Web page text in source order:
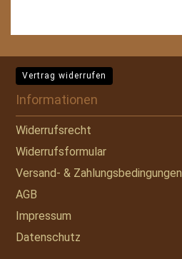
Vertrag widerrufen
Informationen
Widerrufsrecht
Widerrufsformular
Versand- & Zahlungsbedingungen
AGB
Impressum
Datenschutz